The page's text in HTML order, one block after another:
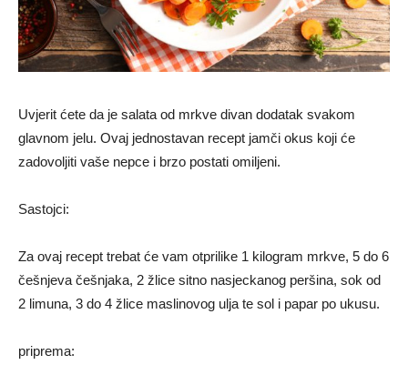
Uvjerit ćete da je salata od mrkve divan dodatak svakom
glavnom jelu. Ovaj jednostavan recept jamči okus koji će
zadovoljiti vaše nepce i brzo postati omiljeni.
Sastojci:
Za ovaj recept trebat će vam otprilike 1 kilogram mrkve, 5 do 6
češnjeva češnjaka, 2 žlice sitno nasjeckanog peršina, sok od
2 limuna, 3 do 4 žlice maslinovog ulja te sol i papar po ukusu.
priprema: